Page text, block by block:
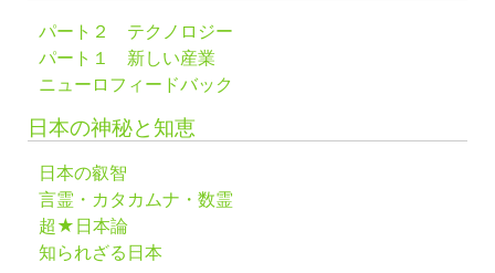
パート２ テクノロジー
パート１ 新しい産業
ニューロフィードバック
日本の神秘と知恵
日本の叡智
言霊・カタカムナ・数霊
超★日本論
知られざる日本